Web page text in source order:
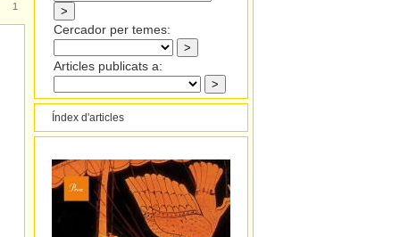
1
Cercador per temes:
Articles publicats a:
Índex d'articles